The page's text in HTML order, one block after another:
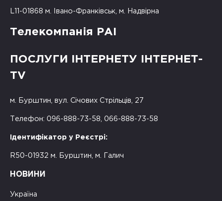
L11-01868 м. Івано-Франківськ, м. Надвірна
Телекомпанія РАІ
ПОСЛУГИ ІНТЕРНЕТУ ІНТЕРНЕТ-
TV
м. Бурштин, вул. Січових Стрільців, 27
Телефон: 096-888-73-58, 066-888-73-58
Ідентифікатор у Реєстрі:
R50-01932 м. Бурштин, м. Галич
НОВИНИ
Україна